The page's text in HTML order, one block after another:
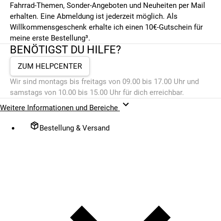
Fahrrad-Themen, Sonder-Angeboten und Neuheiten per Mail
erhalten. Eine Abmeldung ist jederzeit möglich. Als
Willkommensgeschenk erhalte ich einen 10€-Gutschein für
meine erste Bestellung³.
BENÖTIGST DU HILFE?
ZUM HELPCENTER
Wir sind montags bis freitags von 09.00 bis 17.00 Uhr und
samstags von 10.00 bis 15.00 Uhr für dich erreichbar.
Weitere Informationen und Bereiche
Bestellung & Versand